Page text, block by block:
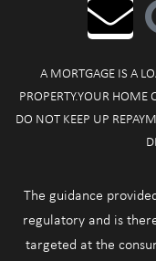
A MORTGAGE IS A
PROPERTY.YOUR HOME
DO NOT KEEP UP
The guidance
regulatory and is
targeted at the